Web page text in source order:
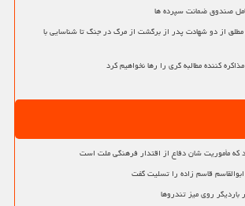
صندوق ضمانت سپرده ها
از دو شهادت پدر از برگشت از مرگ در جنگ تا شناسایی با
کننده مطالبه گری را رها نخواهیم کرد
که مأموریت شان دفاع از اقتدار فرهنگی ملت است
قاسم زاده را تسلیت گفت
روی میز تندروها